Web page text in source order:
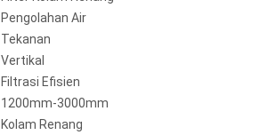
Pengolahan Air
Tekanan
Vertikal
Filtrasi Efisien
1200mm-3000mm
Kolam Renang